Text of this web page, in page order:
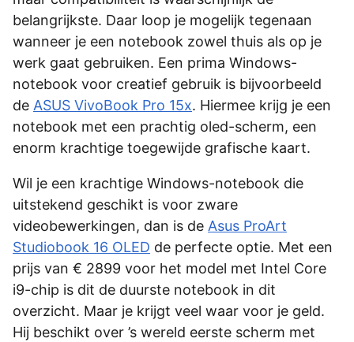
belangrijkste. Daar loop je mogelijk tegenaan
wanneer je een notebook zowel thuis als op je
werk gaat gebruiken. Een prima Windows-
notebook voor creatief gebruik is bijvoorbeeld
de ASUS VivoBook Pro 15x. Hiermee krijg je een
notebook met een prachtig oled-scherm, een
enorm krachtige toegewijde grafische kaart.
Wil je een krachtige Windows-notebook die
uitstekend geschikt is voor zware
videobewerkingen, dan is de Asus ProArt
Studiobook 16 OLED de perfecte optie. Met een
prijs van € 2899 voor het model met Intel Core
i9-chip is dit de duurste notebook in dit
overzicht. Maar je krijgt veel waar voor je geld.
Hij beschikt over ’s wereld eerste scherm met